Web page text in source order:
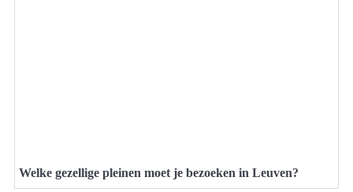
Welke gezellige pleinen moet je bezoeken in Leuven?